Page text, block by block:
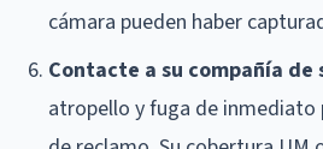
cámara pueden haber
Contacte a su compañía de
atropello y fuga de inmediato